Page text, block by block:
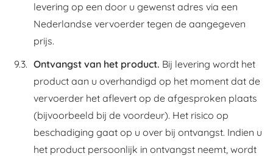
levering op een door u gewenst adres via een
Nederlandse vervoerder tegen de aangegeven
prijs.
Ontvangst van het product. Bij levering wordt het
product aan u overhandigd op het moment dat de
vervoerder het aflevert op de afgesproken plaats
(bijvoorbeeld bij de voordeur). Het risico op
beschadiging gaat op u over bij ontvangst. Indien u
het product persoonlijk in ontvangst neemt, wordt